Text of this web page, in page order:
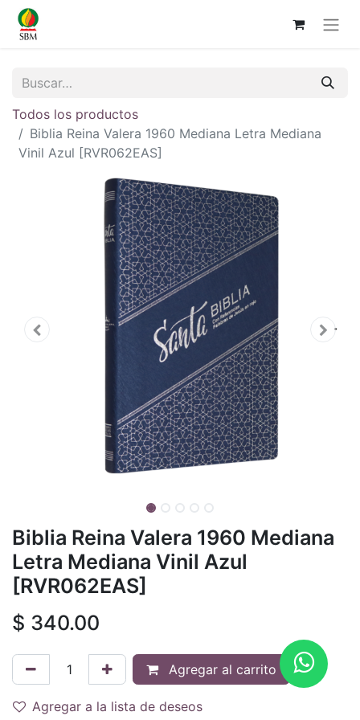
Todos los productos
Biblia Reina Valera 1960 Mediana Letra Mediana
Vinil Azul [RVR062EAS]
Biblia Reina Valera 1960 Mediana
Letra Mediana Vinil Azul
[RVR062EAS]
$ 340.00
Agregar al carrito
Agregar a la lista de deseos